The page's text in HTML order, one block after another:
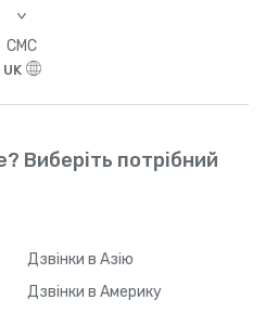
>
СМС
UK
Виберіть потрібний
Дзвінки в Азію
Дзвінки в Америку